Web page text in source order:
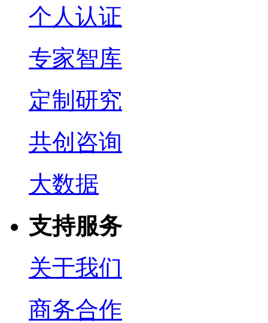
个人认证
专家智库
定制研究
共创咨询
大数据
支持服务
关于我们
商务合作